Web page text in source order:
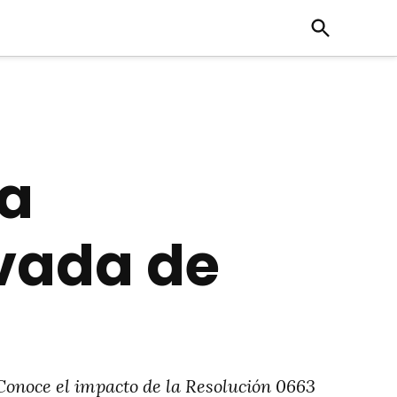
Open
Search
de
el impacto de la Resolución 0663